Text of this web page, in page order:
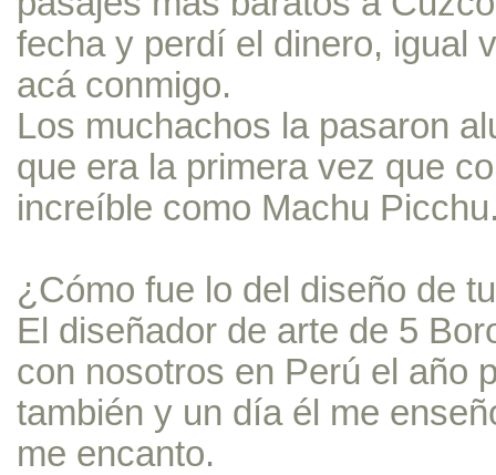
fecha y perdí el dinero, igual
acá conmigo.
Los muchachos la pasaron
que era la primera vez que
increíble como Machu
¿Cómo fue lo del diseño de
El diseñador de arte de 5
con nosotros en Perú el año
también y un día él me
me encanto.